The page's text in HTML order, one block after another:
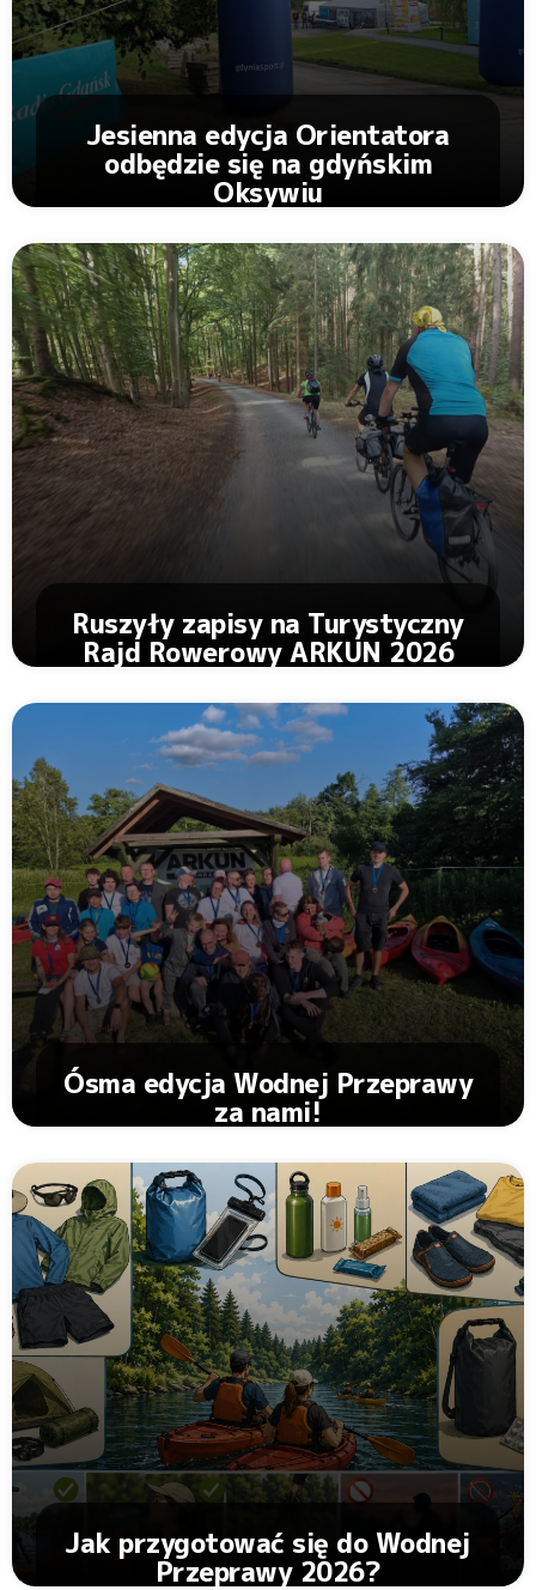
Jesienna edycja Orientatora
odbędzie się na gdyńskim
Oksywiu
Ruszyły zapisy na Turystyczny
Rajd Rowerowy ARKUN 2026
Ósma edycja Wodnej Przeprawy
za nami!
Jak przygotować się do Wodnej
Przeprawy 2026?